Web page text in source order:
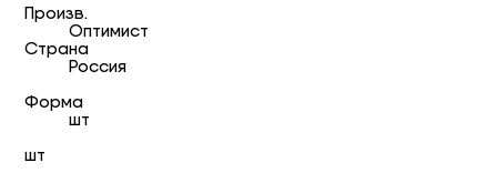
Произв.
Оптимист
Страна
Россия
Форма
шт
шт